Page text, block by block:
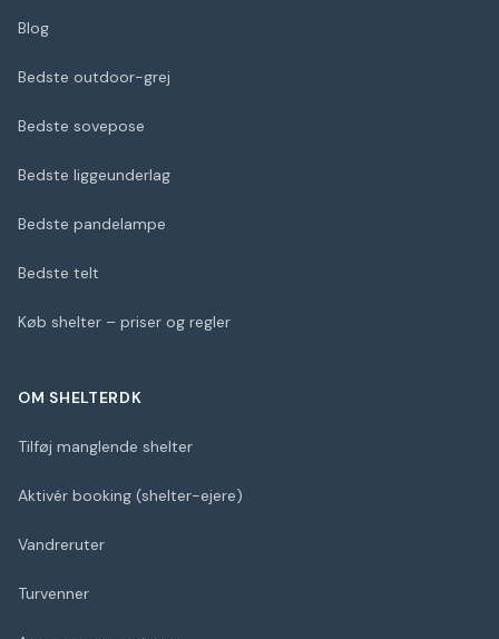
Blog
Bedste outdoor-grej
Bedste sovepose
Bedste liggeunderlag
Bedste pandelampe
Bedste telt
Køb shelter – priser og regler
OM SHELTERDK
Tilføj manglende shelter
Aktivér booking (shelter-ejere)
Vandreruter
Turvenner